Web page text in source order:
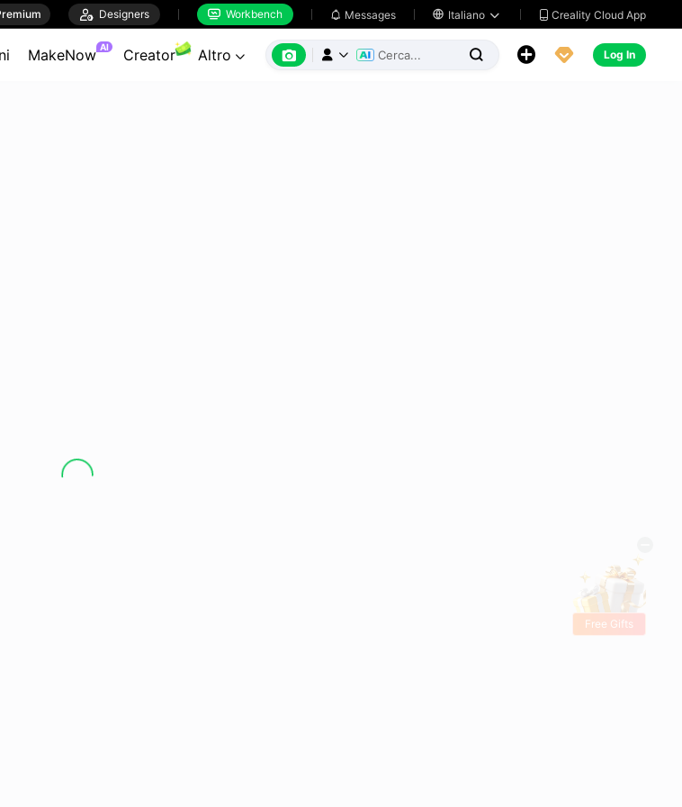
 Designers  Workbench  Messages  Italiano   Creality Cloud App
MakeNow AI Creator Altro        Log In
Free Gifts